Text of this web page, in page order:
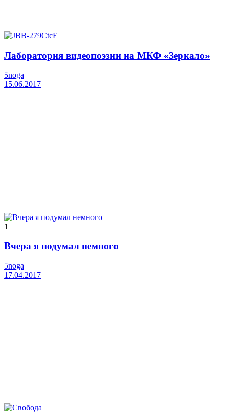
Лаборатория видеопоэзии на МКФ «Зеркало»
5noga
15.06.2017
1
Вчера я подумал немного
5noga
17.04.2017